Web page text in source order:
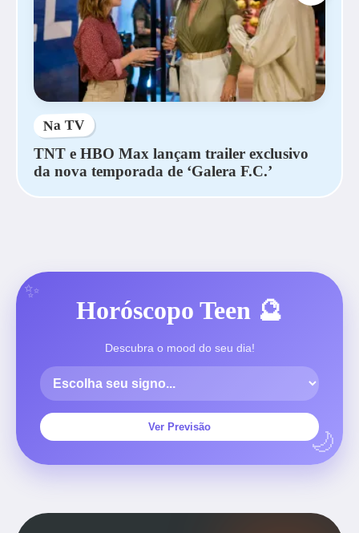
Na TV
TNT e HBO Max lançam trailer exclusivo
da nova temporada de ‘Galera F.C.’
Horóscopo Teen 🔮
Descubra o mood do seu dia!
Ver Previsão